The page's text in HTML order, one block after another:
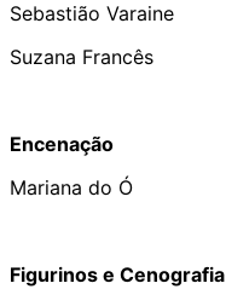
Sebastião Varaine
Suzana Francês
Encenação
Mariana do Ó
Figurinos e Cenografia